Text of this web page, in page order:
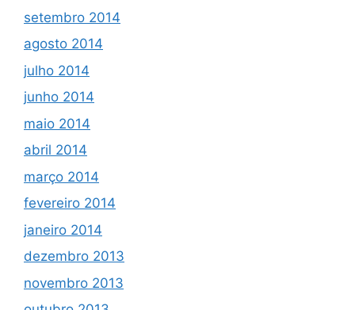
setembro 2014
agosto 2014
julho 2014
junho 2014
maio 2014
abril 2014
março 2014
fevereiro 2014
janeiro 2014
dezembro 2013
novembro 2013